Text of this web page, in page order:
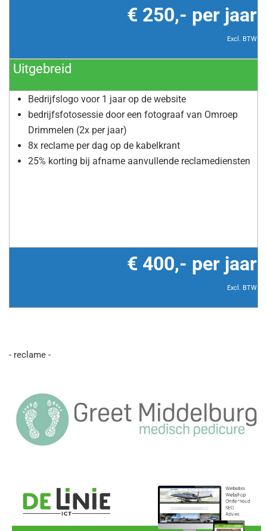
€ 250,- per jaar
Excl. BTW
Uitgebreid
Bedrijfslogo voor 1 jaar op de website
bedrijfsfotosessie door een fotograaf van Omroep
Drimmelen (2x per jaar)
8x reclame per dag op de kabelkrant
25% korting bij afname aanvullende reclamediensten
€ 400,- per jaar
Excl. BTW
- reclame -